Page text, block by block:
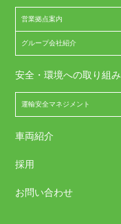
営業拠点案内
グループ会社紹介
安全・環境への取り組み
運輸安全マネジメント
車両紹介
採用
お問い合わせ